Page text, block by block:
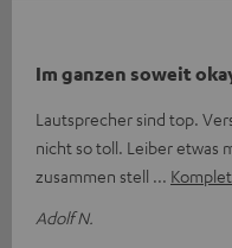
Im ganzen soweit
Lautsprecher sind top.
nicht so toll. Leiber etwas
zusammen stell
Adolf N.